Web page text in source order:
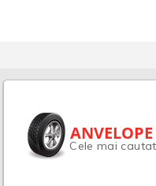
ANVELOPE
Cele mai